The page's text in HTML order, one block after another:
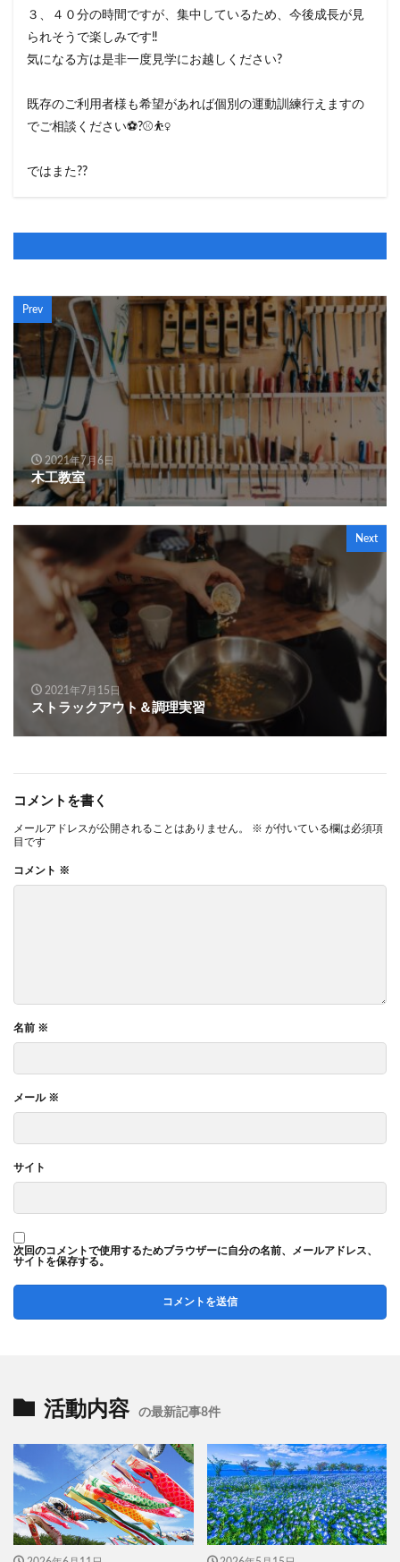
３、４０分の時間ですが、集中しているため、今後成長が見
られそうで楽しみです‼️
気になる方は是非一度見学にお越しください?
既存のご利用者様も希望があれば個別の運動訓練行えますの
でご相談ください⚽️?⚾️⛹️‍♀️
ではまた??
Prev
2021年7月6日
木工教室
Next
2021年7月15日
ストラックアウト＆調理実習
コメントを書く
メールアドレスが公開されることはありません。 ※ が付いている欄は必須項
目です
コメント ※
名前 ※
メール ※
サイト
次回のコメントで使用するためブラウザーに自分の名前、メールアドレス、
サイトを保存する。
活動内容 の最新記事8件